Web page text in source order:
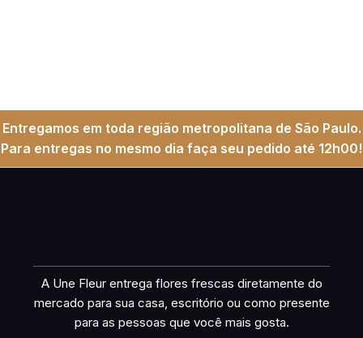
Entregamos em toda região metropolitana de São Paulo.
Para entregas no mesmo dia faça seu pedido até 12h00!
A Une Fleur entrega flores frescas diretamente do
mercado para sua casa, escritório ou como presente
para as pessoas que você mais gosta.